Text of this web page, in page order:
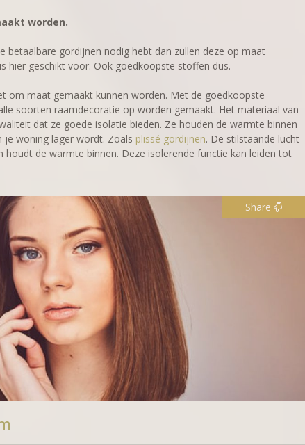
worden.
betaalbare gordijnen nodig hebt dan zullen deze op maat
hier geschikt voor. Ook goedkoopste stoffen dus.
om maat gemaakt kunnen worden. Met de goedkoopste
soorten raamdecoratie op worden gemaakt. Het materiaal van
dat ze goede isolatie bieden. Ze houden de warmte binnen
je woning lager wordt. Zoals plissé gordijnen. De stilstaande lucht
houdt de warmte binnen. Deze isolerende functie kan leiden tot
Share